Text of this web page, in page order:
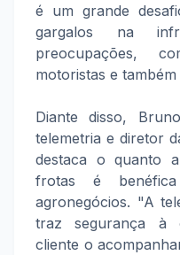
é um grande
gargalos na
preocupações,
motoristas e
Diante disso,
telemetria e diretor
destaca o quanto
frotas é
agronegócios. "A
traz segurança à
cliente o